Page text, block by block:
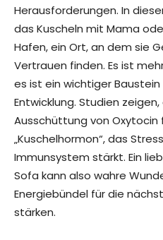
Herausforderungen. In
das Kuscheln mit Mama
Hafen, ein Ort, an dem sie
Vertrauen finden. Es ist
es ist ein wichtiger
Entwicklung. Studien
Ausschüttung von
„Kuschelhormon“, das
Immunsystem stärkt. Ein
Sofa kann also wahre
Energiebündel für die
stärken.